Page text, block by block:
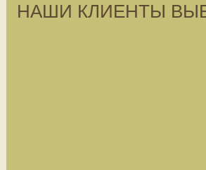
НАШИ КЛИЕНТЫ